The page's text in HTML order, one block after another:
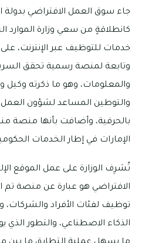
جاء سوق العمل الافتراضي بدولة
كانطلاقةٍ من سعي وزارة الموارد
خدمات للتوظيف عبر الإنترنت،
وتابعة لمنصة رسمية تحقق السرية
والمعلومات، وهو ما ذكرته وكيل
والتوطين المساعد لشؤون
بالحرفية، وأضافت بأنها منصة
الإمارات في إطار الخدمات
تُشرِف الوزارة على عمل الموقع
الافتراضي هو عبارة عن منصة تم
توظيف لفئات الأفراد والشركات،
الذكاء الاصطناعي، والتطور الذي